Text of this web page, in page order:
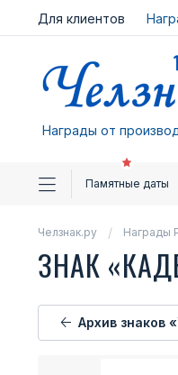
Для клиентов
Награды от
Памятные даты
Челзнак.ру Награды
ЗНАК
Архив знаков